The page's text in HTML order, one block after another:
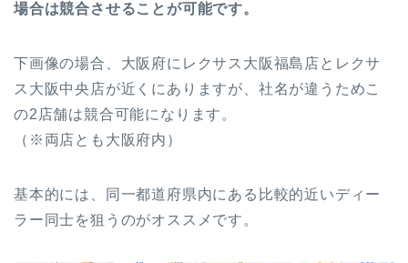
場合は競合させることが可能です。
下画像の場合、大阪府にレクサス大阪福島店とレクサ
ス大阪中央店が近くにありますが、社名が違うためこ
の2店舗は競合可能になります。
（※両店とも大阪府内）
基本的には、同一都道府県内にある比較的近いディー
ラー同士を狙うのがオススメです。